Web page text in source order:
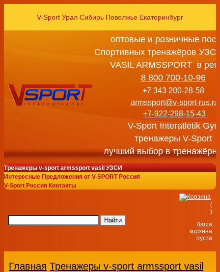
V-Sport Урал Сибирь Поволжье Екатеринбург
оптовые и розничные
Спортивных тренажёров
VASIL ARMSSPORT в
8 800 700-10-96
+7 343 200-28-58
armssport@v-sport-rus.ru
+7-922-298-15-43
V-Sport Interatletik
тренажеры V-Sport
лучший выбор в
Тренажеры v-sport armssport vasil УЗСИ
Интересные Предложения от V-SPORT Россия
V-Sport Россия Контакты
(
)
Ваша
корзина
пуста
Главная Тренажеры v-sport armssport vasil